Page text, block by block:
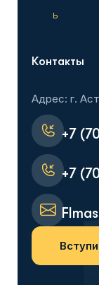
ь
Контакты
Адрес: г.
+7
+7